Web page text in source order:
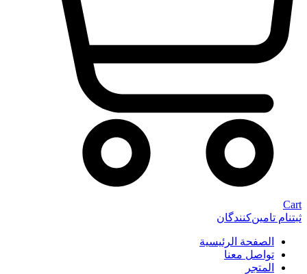
Cart
ثبتنام تامین‌کنندگان
الصفحة الرئيسية
تواصل معنا
المتجر